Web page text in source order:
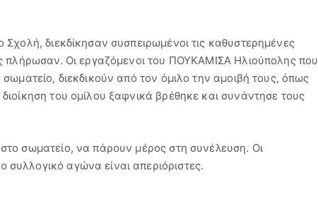
διεκδίκησαν συσπειρωμένοι τις καθυστερημένες
πλήρωσαν. Οι εργαζόμενοι του ΠΟΥΚΑΜΙΣΑ Ηλιούπολης που
διεκδικούν από τον όμιλο την αμοιβή τους, όπως
του ομίλου ξαφνικά βρέθηκε και συνάντησε τους
σωματείο, να πάρουν μέρος στη συνέλευση. Οι
αγώνα είναι απεριόριστες.